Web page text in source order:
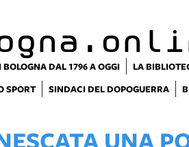
DAL 1796 A OGGI LA
SPORT
SINDACI DEL DOPOGUERRA
UNA